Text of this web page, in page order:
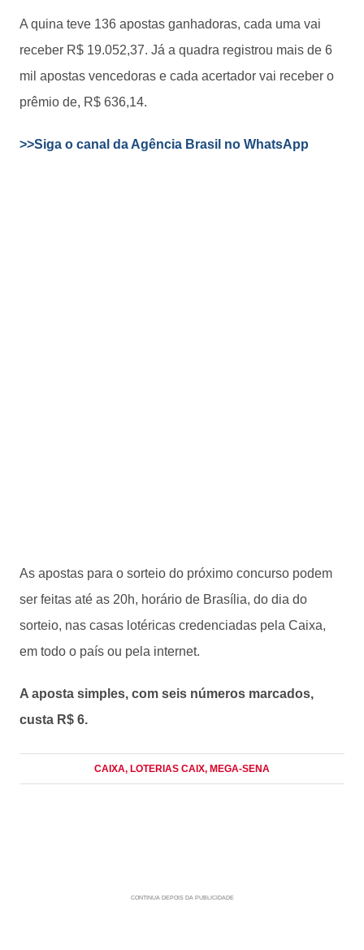
A quina teve 136 apostas ganhadoras, cada uma vai
receber R$ 19.052,37. Já a quadra registrou mais de 6
mil apostas vencedoras e cada acertador vai receber o
prêmio de, R$ 636,14.
>>Siga o canal da Agência Brasil no WhatsApp
As apostas para o sorteio do próximo concurso podem
ser feitas até as 20h, horário de Brasília, do dia do
sorteio, nas casas lotéricas credenciadas pela Caixa,
em todo o país ou pela internet.
A aposta simples, com seis números marcados,
custa R$ 6.
CAIXA, LOTERIAS CAIX, MEGA-SENA